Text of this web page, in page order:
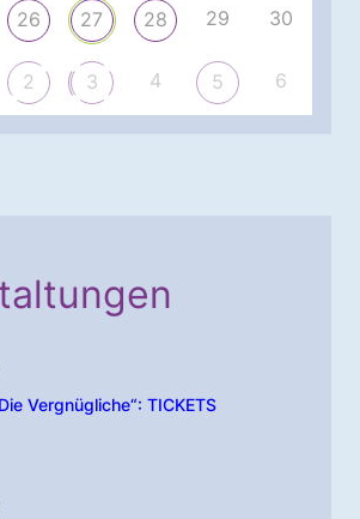
26 27 28 29 30
2 3 4 5 6
Vergnügliche“: TICKETS